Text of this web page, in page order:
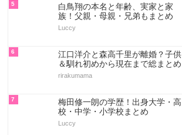
5
白鳥翔の本名と年齢、実家と家
族！父親・母親・兄弟もまとめ
Luccy
6
江口洋介と森高千里が離婚？子供
＆馴れ初めから現在まで総まとめ
rirakumama
7
梅田修一朗の学歴！出身大学・高
校・中学・小学校まとめ
Luccy